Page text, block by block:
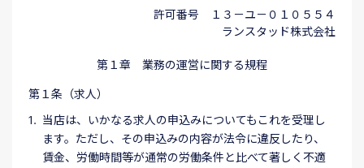
許可番号 １３－ユ－０１０５５４
ランスタッド株式会社
第１章 業務の運営に関する規程
第１条（求人）
当店は、いかなる求人の申込みについてもこれを受理し
ます。ただし、その申込みの内容が法令に違反したり、
賃金、労働時間等が通常の労働条件と比べて著しく不適